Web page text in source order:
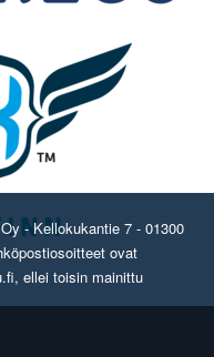
- Kellokukantie 7 - 01300
ovat
ellei toisin mainittu